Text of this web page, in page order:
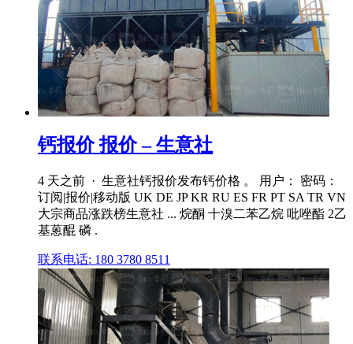
钙报价 报价 – 生意社
4 天之前 · 生意社钙报价发布钙价格 。 用户： 密码：
订阅|报价|移动版 UK DE JP KR RU ES FR PT SA TR VN
大宗商品涨跌榜生意社 ... 烷酮 十溴二苯乙烷 吡唑酯 2乙
基蒽醌 磷 .
联系电话: 180 3780 8511